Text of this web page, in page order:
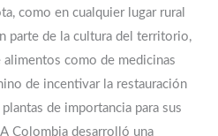
como en cualquier lugar rural
parte de la cultura del territorio,
alimentos como de medicinas
de incentivar la restauración
de importancia para sus
Colombia desarrolló una